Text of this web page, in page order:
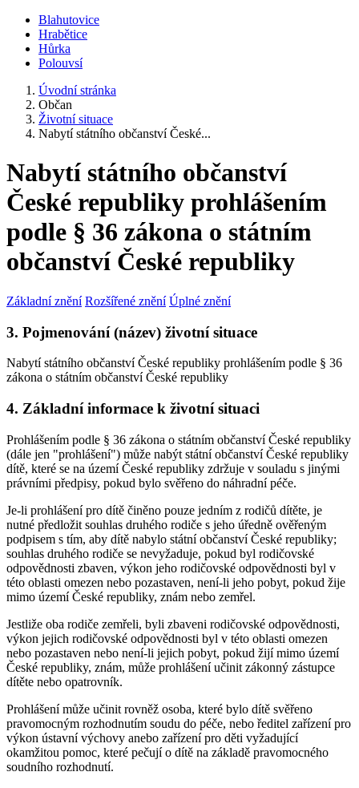
Blahutovice
Hrabětice
Hůrka
Polouvsí
Úvodní stránka
Občan
Životní situace
Nabytí státního občanství České...
Nabytí státního občanství
České republiky prohlášením
podle § 36 zákona o státním
občanství České republiky
Základní znění Rozšířené znění Úplné znění
3. Pojmenování (název) životní situace
Nabytí státního občanství České republiky prohlášením podle § 36
zákona o státním občanství České republiky
4. Základní informace k životní situaci
Prohlášením podle § 36 zákona o státním občanství České republiky
(dále jen "prohlášení") může nabýt státní občanství České republiky
dítě, které se na území České republiky zdržuje v souladu s jinými
právními předpisy, pokud bylo svěřeno do náhradní péče.
Je-li prohlášení pro dítě činěno pouze jedním z rodičů dítěte, je
nutné předložit souhlas druhého rodiče s jeho úředně ověřeným
podpisem s tím, aby dítě nabylo státní občanství České republiky;
souhlas druhého rodiče se nevyžaduje, pokud byl rodičovské
odpovědnosti zbaven, výkon jeho rodičovské odpovědnosti byl v
této oblasti omezen nebo pozastaven, není-li jeho pobyt, pokud žije
mimo území České republiky, znám nebo zemřel.
Jestliže oba rodiče zemřeli, byli zbaveni rodičovské odpovědnosti,
výkon jejich rodičovské odpovědnosti byl v této oblasti omezen
nebo pozastaven nebo není-li jejich pobyt, pokud žijí mimo území
České republiky, znám, může prohlášení učinit zákonný zástupce
dítěte nebo opatrovník.
Prohlášení může učinit rovněž osoba, které bylo dítě svěřeno
pravomocným rozhodnutím soudu do péče, nebo ředitel zařízení pro
výkon ústavní výchovy anebo zařízení pro děti vyžadující
okamžitou pomoc, které pečují o dítě na základě pravomocného
soudního rozhodnutí.